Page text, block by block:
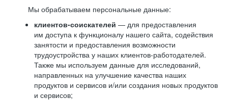
Мы обрабатываем персональные данные:
клиентов-соискателей — для предоставления
им доступа к функционалу нашего сайта, содействия
занятости и предоставления возможности
трудоустройства у наших клиентов-работодателей.
Также мы используем данные для исследований,
направленных на улучшение качества наших
продуктов и сервисов и/или создания новых продуктов
и сервисов;